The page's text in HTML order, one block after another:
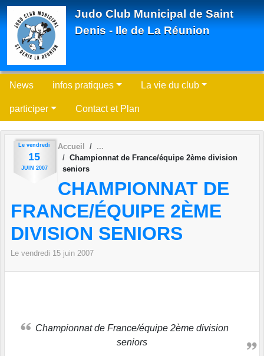
Judo Club Municipal de Saint
Denis - Ile de La Réunion
News infos pratiques La vie du club
participer Contact et Plan
Le vendredi
15
JUIN 2007
Accueil
Championnat de France/équipe 2ème division
seniors
CHAMPIONNAT DE
FRANCE/ÉQUIPE 2ÈME
DIVISION SENIORS
Le vendredi 15 juin 2007
Championnat de France/équipe 2ème division
seniors
Panneau de gestion des cookies